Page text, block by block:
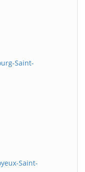
Saint-
Saint-